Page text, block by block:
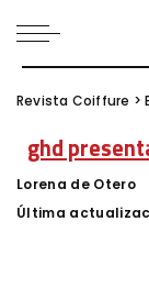
Revista Coiffure >
ghd
Posted
by
Lorena de Otero
Última